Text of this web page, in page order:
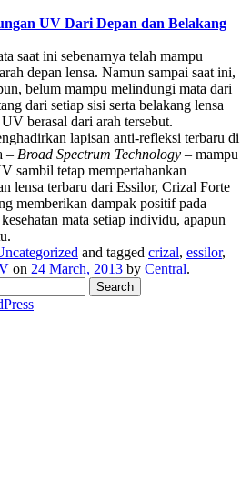
UV Dari Depan dan Belakang
saat ini sebenarnya telah mampu
depan lensa. Namun sampai saat ini,
belum mampu melindungi mata dari
dari setiap sisi serta belakang lensa
berasal dari arah tersebut.
lapisan anti-refleksi terbaru di
– Broad Spectrum Technology – mampu
sambil tetap mempertahankan
lensa terbaru dari Essilor, Crizal Forte
memberikan dampak positif pada
mata setiap individu, apapun
and tagged crizal, essilor,
on 24 March, 2013 by Central.